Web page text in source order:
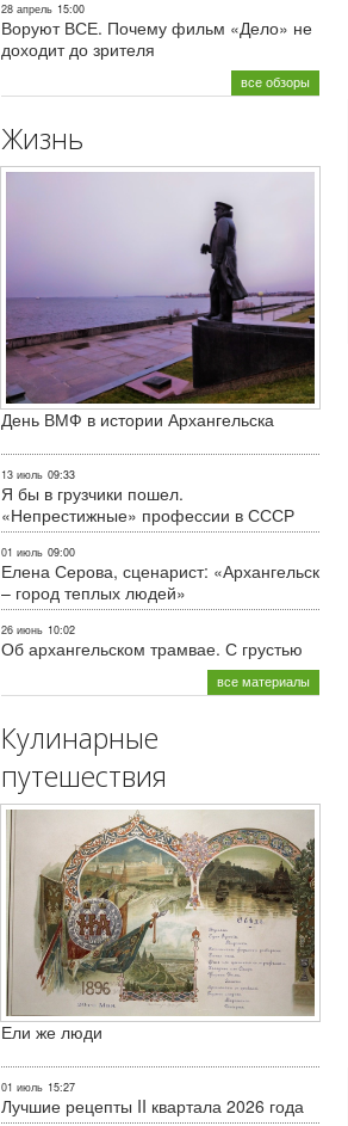
28 апрель 15:00
Воруют ВСЕ. Почему фильм «Дело» не
доходит до зрителя
все обзоры
Жизнь
День ВМФ в истории Архангельска
13 июль 09:33
Я бы в грузчики пошел.
«Непрестижные» профессии в СССР
01 июль 09:00
Елена Серова, сценарист: «Архангельск
– город теплых людей»
26 июнь 10:02
Об архангельском трамвае. С грустью
все материалы
Кулинарные
путешествия
Ели же люди
01 июль 15:27
Лучшие рецепты II квартала 2026 года